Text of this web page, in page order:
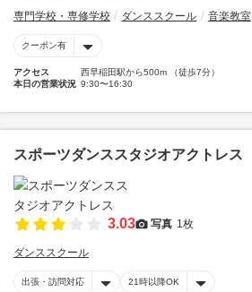
専門学校・専修学校 ダンススクール 音楽教室
クーポン有
アクセス
西早稲田駅から500m （徒歩7分）
本日の営業状況 9:30〜16:30
スポーツダンススタジオアクトレス
3.03 写真 1枚
ダンススクール
出張・訪問対応 21時以降OK